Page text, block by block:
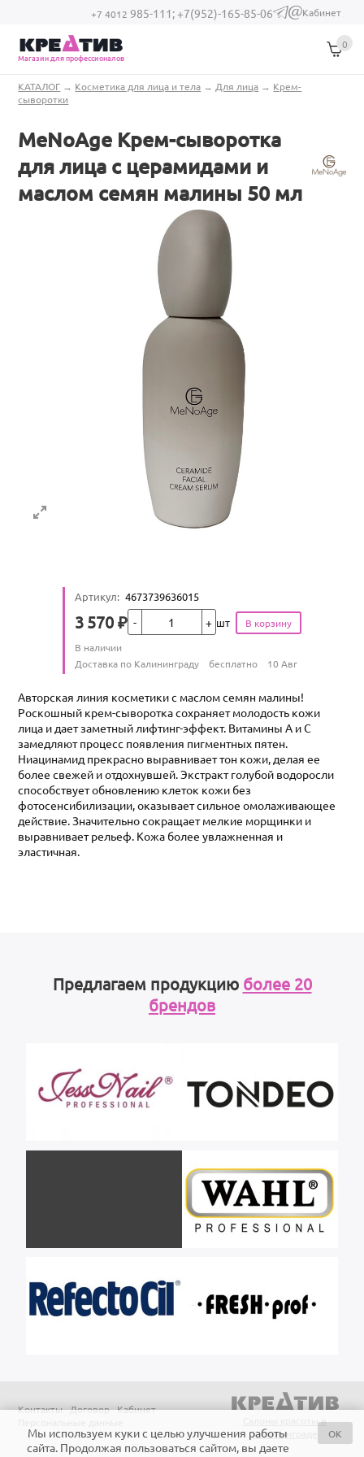
Перейти к основному содержанию
+7 4012 985-111;+7(952)-165-85-06
(link sends e-
Кабинет
Магазин для профессионалов
0
Вы здесь
КАТАЛОГ → Косметика для лица и тела → Для лица → Крем-
сыворотки
MeNoAge Крем-сыворотка
для лица с церамидами и
маслом семян малины 50 мл
Артикул: 4673739636015
Цена
3 570 ₽Кол-во шт
Количество
В наличии
Условия доставки
Доставка по Калининграду бесплатно 10 Авг
Авторская линия косметики с маслом семян малины!
Роскошный крем-сыворотка сохраняет молодость кожи
лица и дает заметный лифтинг-эффект. Витамины А и С
замедляют процесс появления пигментных пятен.
Ниацинамид прекрасно выравнивает тон кожи, делая ее
более свежей и отдохнувшей. Экстракт голубой водоросли
способствует обновлению клеток кожи без
фотосенсибилизации, оказывает сильное омолаживающее
действие. Значительно сокращает мелкие морщинки и
выравнивает рельеф. Кожа более увлажненная и
эластичная.
Предлагаем продукцию более 20
брендов
Контакты Договор Кабинет
Салоны красоты в
Калининграде
Мы используем куки с целью улучшения работы
сайта. Продолжая пользоваться сайтом, вы даете
OK